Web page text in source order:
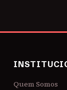
Quem Somos